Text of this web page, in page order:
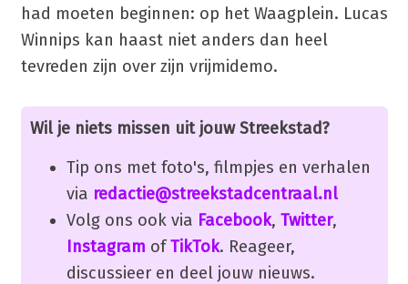
had moeten beginnen: op het Waagplein. Lucas
Winnips kan haast niet anders dan heel
tevreden zijn over zijn vrijmidemo.
Wil je niets missen uit jouw Streekstad?
Tip ons met foto's, filmpjes en verhalen
via redactie@streekstadcentraal.nl
Volg ons ook via Facebook, Twitter,
Instagram ofTikTok. Reageer,
discussieer en deel jouw nieuws.